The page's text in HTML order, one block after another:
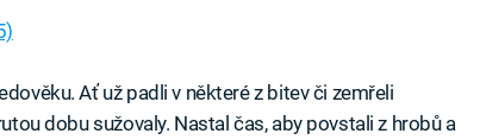
Ať už padli v některé z bitev či zemřeli
dobu sužovaly. Nastal čas, aby povstali z hrobů a